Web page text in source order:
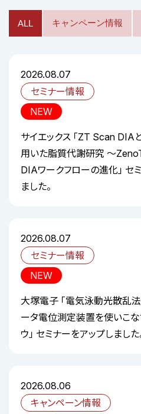
ALL キャンペーン情報
2026.08.07
セミナー情報
NEW
サイエックス 「ZT Scan
用いた脂質代謝研究 ～
DIAワークフローの進化」 セ
ました。
2026.08.07
セミナー情報
NEW
大塚電子 「電気泳動光散乱
ータ電位測定装置を使いこな
ウ」 セミナーをアップしました
2026.08.06
キャンペーン情報